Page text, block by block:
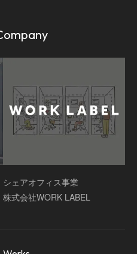
シェアオフィス事業
株式会社WORK LABEL